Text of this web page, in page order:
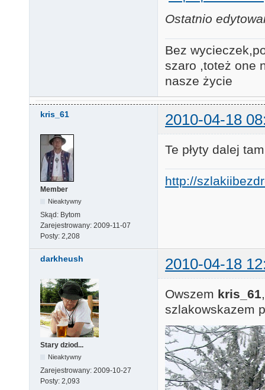
Ostatnio
Bez
szaro ,toteż one
nasze
kris_61 2010-04-18
Member
Nieaktywny
Skąd: Bytom
Zarejestrowany: 2009-11-07
Posty: 2,208
Te płyty dalej
http://
darkheush 2010-04-18
Stary dziod...
Nieaktywny
Zarejestrowany: 2009-10-27
Posty: 2,093
Owszem kris_61
szlakowskazem